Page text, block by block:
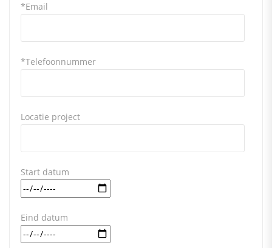
*Email
*Telefoonnummer
Locatie project
Start datum
Eind datum